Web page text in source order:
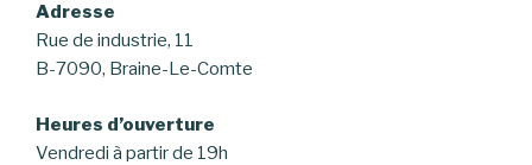
Adresse
Rue de industrie, 11
B-7090, Braine-Le-Comte
Heures d’ouverture
Vendredi à partir de 19h